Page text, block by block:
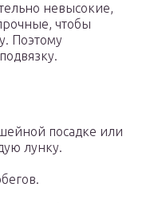
невысокие,
чтобы
Поэтому
посадке или
лунку.